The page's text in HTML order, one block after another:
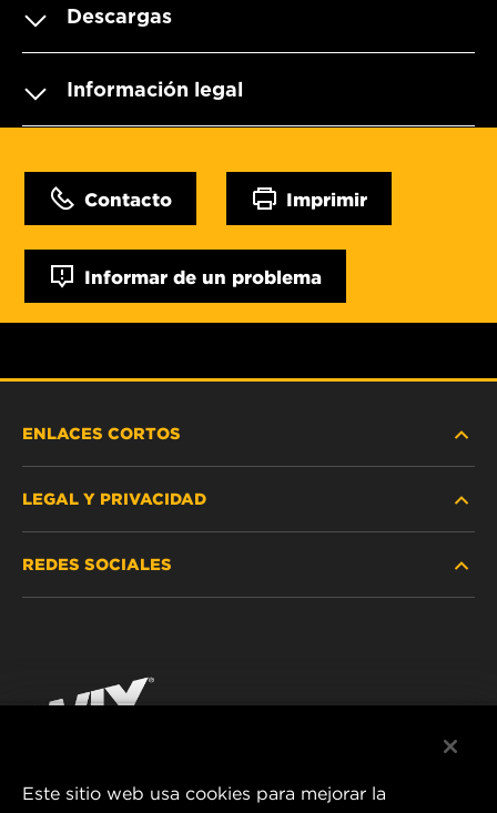
Descargas
Información legal
Contacto Imprimir
Informar de un problema
ENLACES CORTOS
DÓNDE COMPRAR
¡CONTÁCTENOS!
LEGAL Y PRIVACIDAD
IMPRESSUM
REDES SOCIALES
YouTube
Este sitio web usa cookies para mejorar la